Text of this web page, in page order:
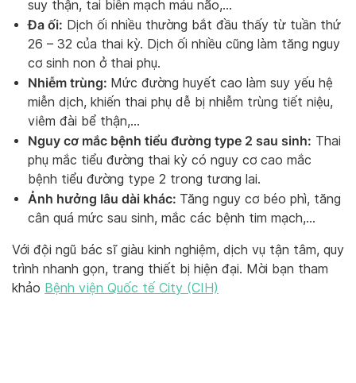
suy thận, tai biến mạch máu não,…
Đa ối: Dịch ối nhiều thường bắt đầu thấy từ tuần thứ
26 – 32 của thai kỳ. Dịch ối nhiều cũng làm tăng nguy
cơ sinh non ở thai phụ.
Nhiễm trùng: Mức đường huyết cao làm suy yếu hệ
miễn dịch, khiến thai phụ dễ bị nhiễm trùng tiết niệu,
viêm đài bể thận,…
Nguy cơ mắc bệnh tiểu đường type 2 sau sinh: Thai
phụ mắc tiểu đường thai kỳ có nguy cơ cao mắc
bệnh tiểu đường type 2 trong tương lai.
Ảnh hưởng lâu dài khác: Tăng nguy cơ béo phì, tăng
cân quá mức sau sinh, mắc các bệnh tim mạch,…
Với đội ngũ bác sĩ giàu kinh nghiệm, dịch vụ tận tâm, quy
trình nhanh gọn, trang thiết bị hiện đại. Mời bạn tham
khảo Bệnh viện Quốc tế City (CIH)